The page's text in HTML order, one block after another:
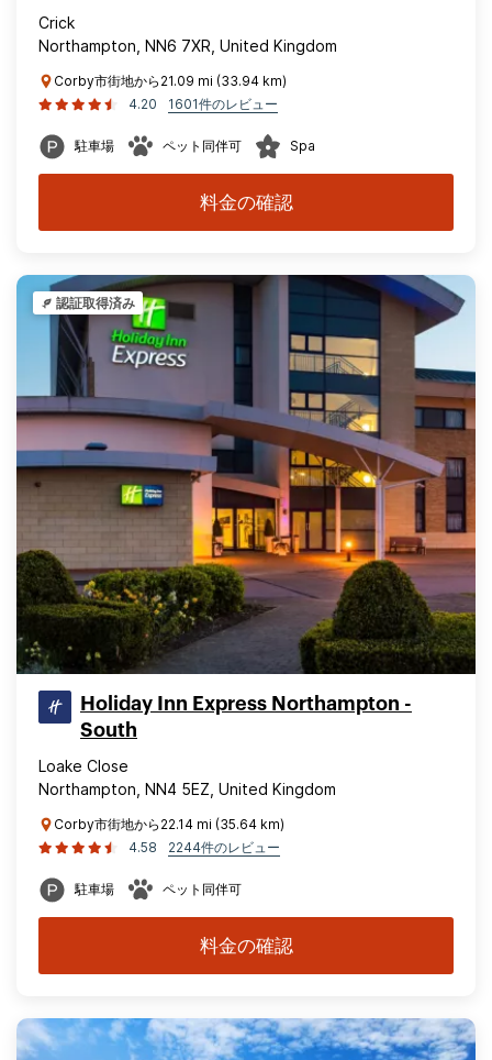
Crick
Northampton, NN6 7XR, United Kingdom
Corby市街地から21.09 mi (33.94 km)
4.20
1601件のレビュー
駐車場 ペット同伴可 Spa
料金の確認
認証取得済み
Holiday Inn Express Northampton -
South
Loake Close
Northampton, NN4 5EZ, United Kingdom
Corby市街地から22.14 mi (35.64 km)
4.58
2244件のレビュー
駐車場 ペット同伴可
料金の確認